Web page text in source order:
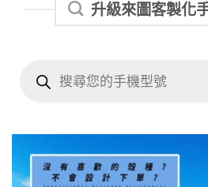
升級來圖客製化
search